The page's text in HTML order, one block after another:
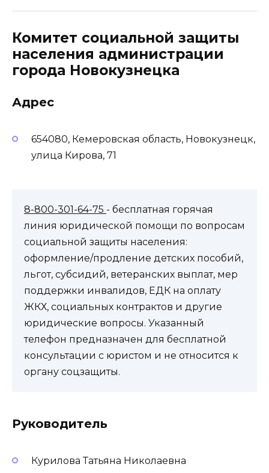
Комитет социальной защиты
населения администрации
города Новокузнецка
Адрес
654080, Кемеровская область, Новокузнецк,
улица Кирова, 71
8-800-301-64-75 - бесплатная горячая
линия юридической помощи по вопросам
социальной защиты населения:
оформление/продление детских пособий,
льгот, субсидий, ветеранских выплат, мер
поддержки инвалидов, ЕДК на оплату
ЖКХ, социальных контрактов и другие
юридические вопросы. Указанный
телефон предназначен для бесплатной
консультации с юристом и не относится к
органу соцзащиты.
Руководитель
Курилова Татьяна Николаевна